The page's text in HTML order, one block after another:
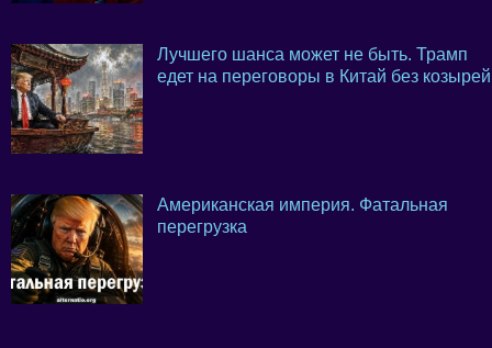
Лучшего шанса может не быть. Трамп
едет на переговоры в Китай без козырей
Американская империя. Фатальная
перегрузка